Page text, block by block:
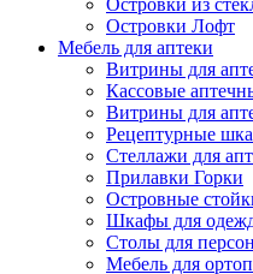
Островки из
Островки Лофт
Мебель для аптеки
Витрины для
Кассовые
Витрины для
Рецептурные
Стеллажи для
Прилавки Горки
Островные
Шкафы для
Столы для
Мебель для